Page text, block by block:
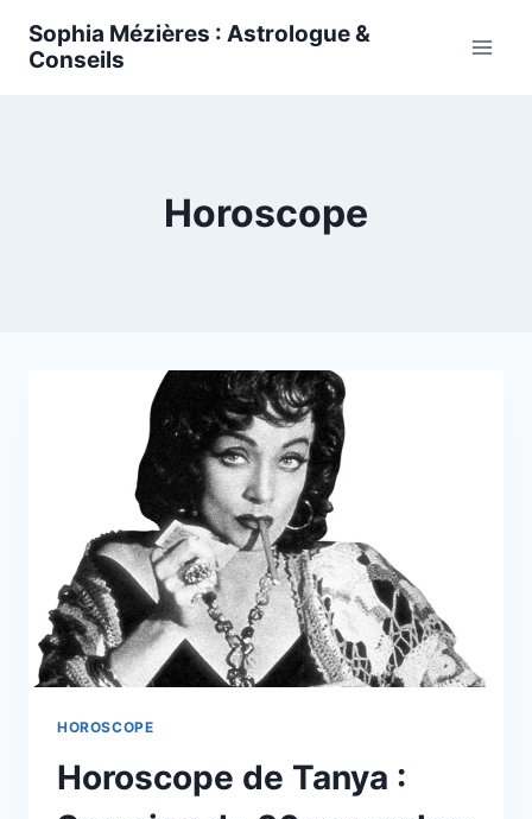
Sophia Mézières : Astrologue &
Conseils
Horoscope
HOROSCOPE
Horoscope de Tanya :